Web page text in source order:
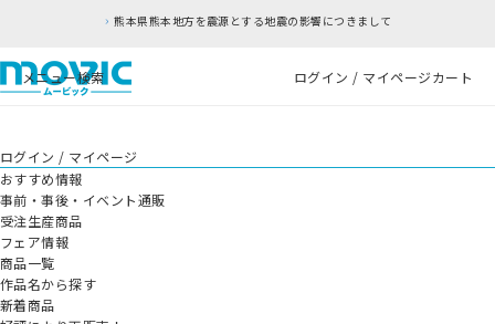
熊本県熊本地方を震源とする地震の影響につきまして
メニュー検索 ログイン / マイページカート
ログイン / マイページ
おすすめ情報
事前・事後・イベント通販
受注生産商品
フェア情報
商品一覧
作品名から探す
新着商品